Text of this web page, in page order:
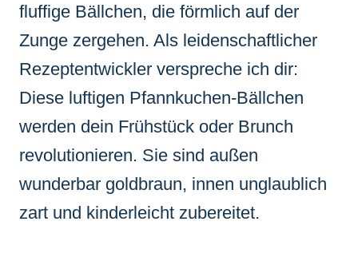
fluffige Bällchen, die förmlich auf der
Zunge zergehen. Als leidenschaftlicher
Rezeptentwickler verspreche ich dir:
Diese luftigen Pfannkuchen-Bällchen
werden dein Frühstück oder Brunch
revolutionieren. Sie sind außen
wunderbar goldbraun, innen unglaublich
zart und kinderleicht zubereitet.